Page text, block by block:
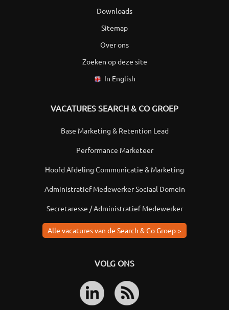
Downloads
Sitemap
Over ons
Zoeken op deze site
In English
VACATURES SEARCH & CO GROEP
Base Marketing & Retention Lead
Performance Marketeer
Hoofd Afdeling Communicatie & Marketing
Administratief Medewerker Sociaal Domein
Secretaresse / Administratief Medewerker
Alle vacatures van de Search & Co Groep >
VOLG ONS